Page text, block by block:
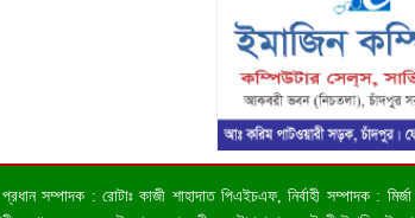
সম্পাদক : রোটাঃ কাজী শাহাদাত পিএইচএফ, নির্বাহী সম্পাদক : মির্জা